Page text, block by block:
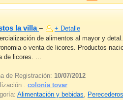
la villa–
+ Detalle
de alimentos al mayor y
o venta de licores. Productos
de licores. ...
de Registración: 10/07/2012
: colonia tovar
Alimentación y bebidas, Perecederos